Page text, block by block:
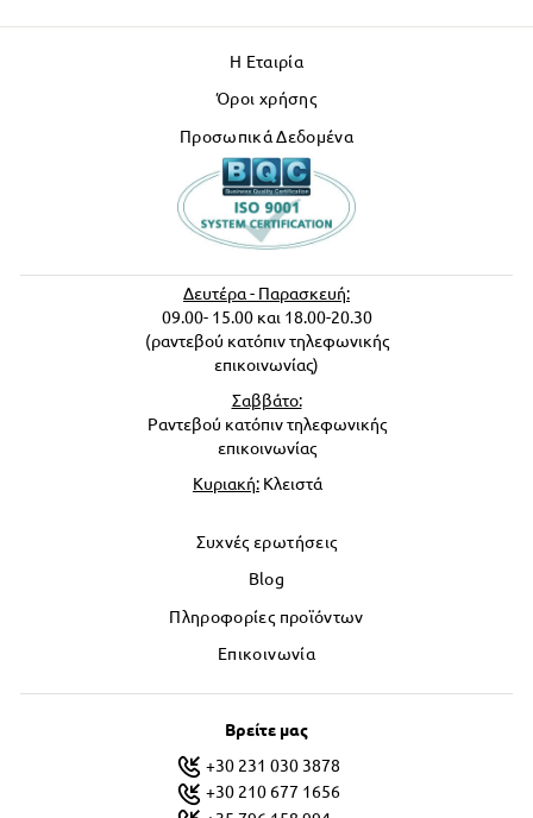
Η Εταιρία
Όροι χρήσης
Προσωπικά Δεδομένα
Δευτέρα - Παρασκευή:
09.00- 15.00 και 18.00-20.30
(ραντεβού κατόπιν τηλεφωνικής
επικοινωνίας)
Σαββάτο:
Ραντεβού κατόπιν τηλεφωνικής
επικοινωνίας
Κυριακή: Κλειστά
Συχνές ερωτήσεις
Blog
Πληροφορίες προϊόντων
Επικοινωνία
Βρείτε μας
+30 231 030 3878
+30 210 677 1656